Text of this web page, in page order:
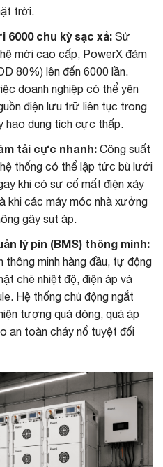
trời.
6000 chu kỳ sạc xả:Sử
mới cao cấp, PowerX đảm
80%) lên đến 6000 lần.
doanh nghiệp có thể yên
điện lưu trữ liên tục trong
hao dung tích cực thấp.
tải cực nhanh:Công suất
thống có thể lập tức bù lưới
khi có sự cố mất điện xảy
khi các máy móc nhà xưởng
gây sụt áp.
lý pin (BMS) thông minh:
thông minh hàng đầu, tự động
chẽ nhiệt độ, điện áp và
Hệ thống chủ động ngắt
tượng quá dòng, quá áp
an toàn cháy nổ tuyệt đối